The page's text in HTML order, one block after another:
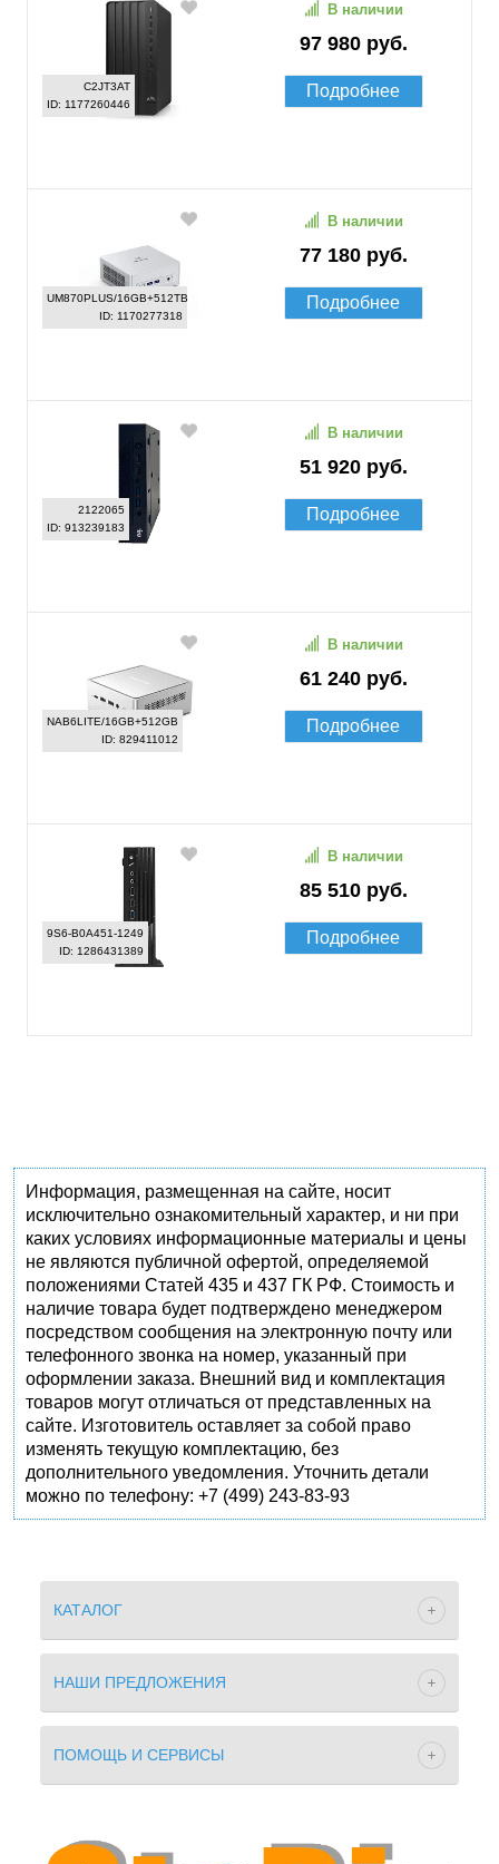
C2JT3AT
ID: 1177260446
97 980 руб.
В наличии
Подробнее
UM870PLUS/16GB+512TB
ID: 1170277318
77 180 руб.
В наличии
Подробнее
2122065
ID: 913239183
51 920 руб.
В наличии
Подробнее
NAB6LITE/16GB+512GB
ID: 829411012
61 240 руб.
В наличии
Подробнее
9S6-B0A451-1249
ID: 1286431389
85 510 руб.
В наличии
Подробнее
Информация, размещенная на сайте, носит
исключительно ознакомительный характер, и ни при
каких условиях информационные материалы и цены
не являются публичной офертой, определяемой
положениями Статей 435 и 437 ГК РФ. Стоимость и
наличие товара будет подтверждено менеджером
посредством сообщения на электронную почту или
телефонного звонка на номер, указанный при
оформлении заказа. Внешний вид и комплектация
товаров могут отличаться от представленных на
сайте. Изготовитель оставляет за собой право
изменять текущую комплектацию, без
дополнительного уведомления. Уточнить детали
можно по телефону: +7 (499) 243-83-93
КАТАЛОГ
НАШИ ПРЕДЛОЖЕНИЯ
ПОМОЩЬ И СЕРВИСЫ